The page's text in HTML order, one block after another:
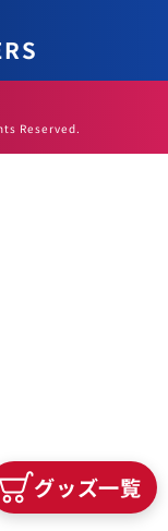
Reserved.
グッズ一覧